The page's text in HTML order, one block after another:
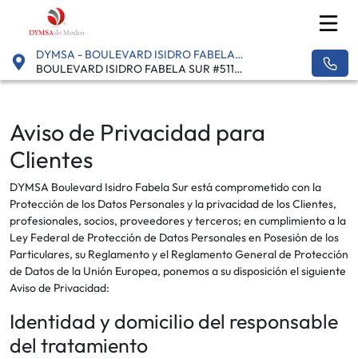
DYMSA - BOULEVARD ISIDRO FABELA SUR
BOULEVARD ISIDRO FABELA SUR #511 INT. 6, TOLUCA, VÉRTICE - 50130
Aviso de Privacidad para
Clientes
DYMSA Boulevard Isidro Fabela Sur está comprometido con la
Protección de los Datos Personales y la privacidad de los Clientes,
profesionales, socios, proveedores y terceros; en cumplimiento a la
Ley Federal de Protección de Datos Personales en Posesión de los
Particulares, su Reglamento y el Reglamento General de Protección
de Datos de la Unión Europea, ponemos a su disposición el siguiente
Aviso de Privacidad:
Identidad y domicilio del responsable
del tratamiento